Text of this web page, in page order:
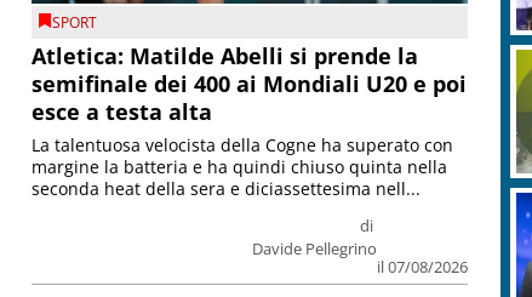
SPORT
Atletica: Matilde Abelli si prende la
semifinale dei 400 ai Mondiali U20 e poi
esce a testa alta
di
Davide Pellegrino
il 07/08/2026
La talentuosa velocista della Cogne ha superato con
margine la batteria e ha quindi chiuso quinta nella
seconda heat della sera e diciassettesima nell...